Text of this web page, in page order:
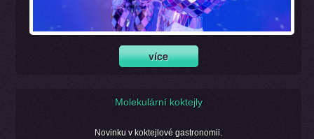
Molekulární koktejly
Novinku v koktejlové gastronomii.